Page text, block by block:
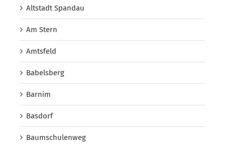
Altstadt Spandau
Am Stern
Amtsfeld
Babelsberg
Barnim
Basdorf
Baumschulenweg